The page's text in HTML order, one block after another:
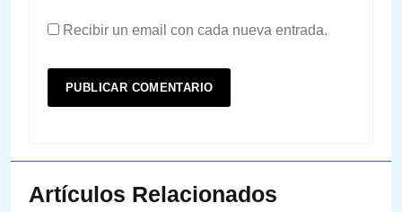
Recibir un email con cada nueva entrada.
Artículos Relacionados